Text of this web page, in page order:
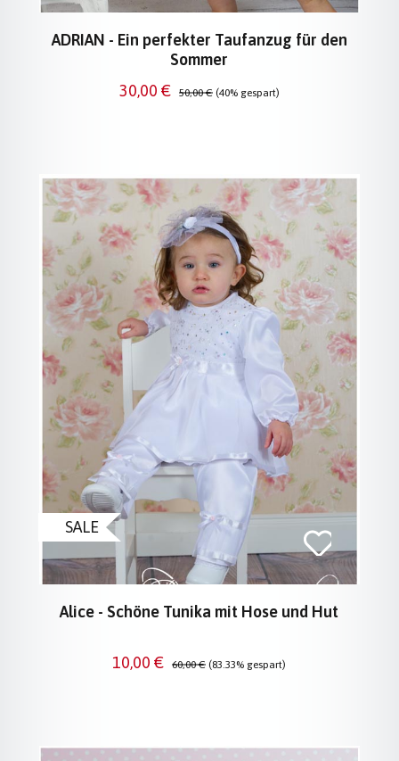
ADRIAN - Ein perfekter Taufanzug für den
Sommer
Verkaufspreis:
30,00 € Regulärer Preis:
50,00 € (40% gespart)
SALE
Alice - Schöne Tunika mit Hose und Hut
Verkaufspreis:
10,00 € Regulärer Preis:
60,00 € (83.33% gespart)